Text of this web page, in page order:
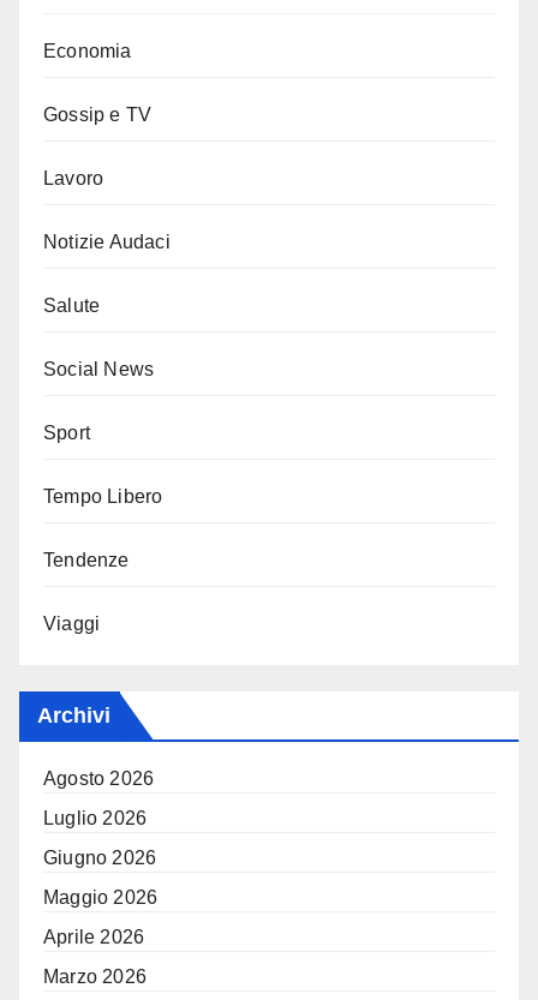
Economia
Gossip e TV
Lavoro
Notizie Audaci
Salute
Social News
Sport
Tempo Libero
Tendenze
Viaggi
Archivi
Agosto 2026
Luglio 2026
Giugno 2026
Maggio 2026
Aprile 2026
Marzo 2026